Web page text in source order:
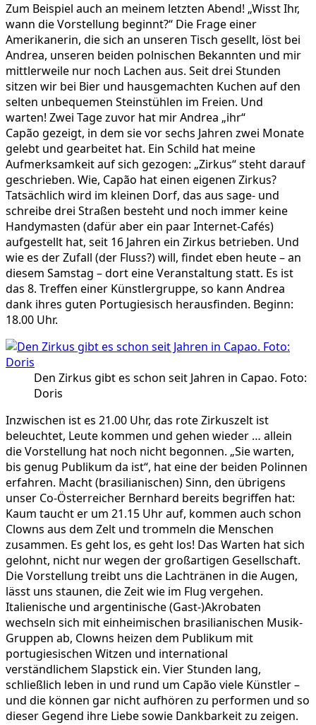
Zum Beispiel auch an meinem letzten Abend! „Wisst Ihr,
wann die Vorstellung beginnt?“ Die Frage einer
Amerikanerin, die sich an unseren Tisch gesellt, löst bei
Andrea, unseren beiden polnischen Bekannten und mir
mittlerweile nur noch Lachen aus. Seit drei Stunden
sitzen wir bei Bier und hausgemachten Kuchen auf den
selten unbequemen Steinstühlen im Freien. Und
warten! Zwei Tage zuvor hat mir Andrea „ihr“
Capão gezeigt, in dem sie vor sechs Jahren zwei Monate
gelebt und gearbeitet hat. Ein Schild hat meine
Aufmerksamkeit auf sich gezogen: „Zirkus“ steht darauf
geschrieben. Wie, Capão hat einen eigenen Zirkus?
Tatsächlich wird im kleinen Dorf, das aus sage- und
schreibe drei Straßen besteht und noch immer keine
Handymasten (dafür aber ein paar Internet-Cafés)
aufgestellt hat, seit 16 Jahren ein Zirkus betrieben. Und
wie es der Zufall (der Fluss?) will, findet eben heute – an
diesem Samstag – dort eine Veranstaltung statt. Es ist
das 8. Treffen einer Künstlergruppe, so kann Andrea
dank ihres guten Portugiesisch herausfinden. Beginn:
18.00 Uhr.
Den Zirkus gibt es schon seit Jahren in Capao. Foto:
Doris
Inzwischen ist es 21.00 Uhr, das rote Zirkuszelt ist
beleuchtet, Leute kommen und gehen wieder … allein
die Vorstellung hat noch nicht begonnen. „Sie warten,
bis genug Publikum da ist“, hat eine der beiden Polinnen
erfahren. Macht (brasilianischen) Sinn, den übrigens
unser Co-Österreicher Bernhard bereits begriffen hat:
Kaum taucht er um 21.15 Uhr auf, kommen auch schon
Clowns aus dem Zelt und trommeln die Menschen
zusammen. Es geht los, es geht los! Das Warten hat sich
gelohnt, nicht nur wegen der großartigen Gesellschaft.
Die Vorstellung treibt uns die Lachtränen in die Augen,
lässt uns staunen, die Zeit wie im Flug vergehen.
Italienische und argentinische (Gast-)Akrobaten
wechseln sich mit einheimischen brasilianischen Musik-
Gruppen ab, Clowns heizen dem Publikum mit
portugiesischen Witzen und international
verständlichem Slapstick ein. Vier Stunden lang,
schließlich leben in und rund um Capão viele Künstler –
und die können gar nicht aufhören zu performen und so
dieser Gegend ihre Liebe sowie Dankbarkeit zu zeigen.